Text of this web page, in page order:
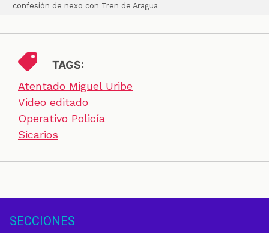
confesión de nexo con Tren de Aragua
TAGS:
Atentado Miguel Uribe
Video editado
Operativo Policía
Sicarios
SECCIONES